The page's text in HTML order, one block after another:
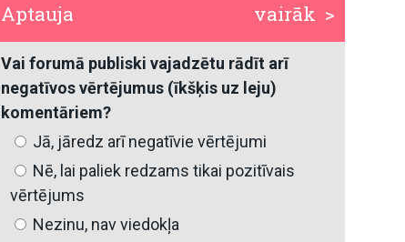
vairāk >
Aptauja
Vai forumā publiski vajadzētu rādīt arī
negatīvos vērtējumus (īkšķis uz leju)
komentāriem?
Jā, jāredz arī negatīvie vērtējumi
Nē, lai paliek redzams tikai pozitīvais
vērtējums
Nezinu, nav viedokļa